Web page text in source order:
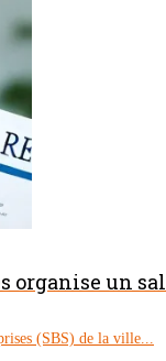
organise un
(SBS) de la ville...